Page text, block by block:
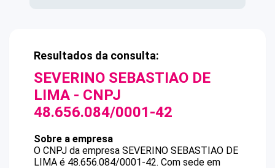
Resultados da consulta:
SEVERINO SEBASTIAO DE
LIMA - CNPJ
48.656.084/0001-42
Sobre a empresa
O CNPJ da empresa SEVERINO SEBASTIAO DE
LIMA é 48.656.084/0001-42. Com sede em